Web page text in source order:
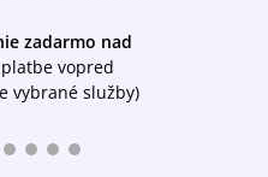
zadarmo nad
vopred
vybrané služby)